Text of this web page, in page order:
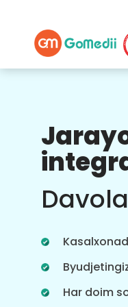
Har doim
Bizning
24x7 tibbiy va
quvvatlang.
haqida